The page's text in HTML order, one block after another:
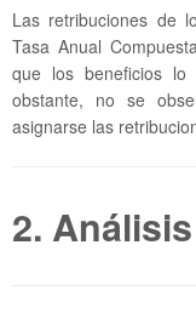
Las retribuciones de
Tasa Anual
que los beneficios
obstante, no se
asignarse las
2. Análisis